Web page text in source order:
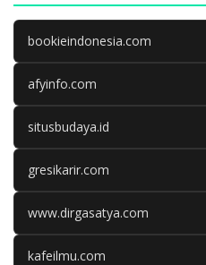
bookieindonesia.com
afyinfo.com
situsbudaya.id
gresikarir.com
www.dirgasatya.com
kafeilmu.com